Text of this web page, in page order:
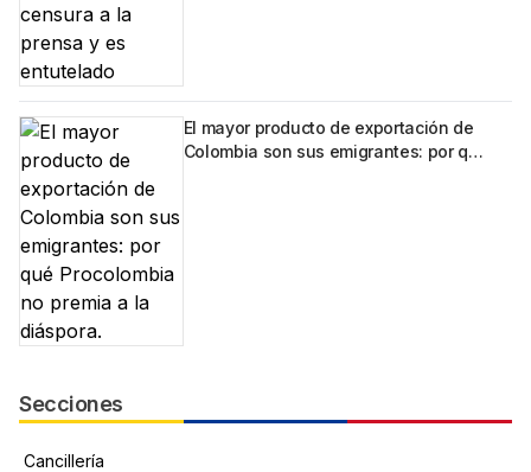
El mayor producto de exportación de
Colombia son sus emigrantes: por q…
Secciones
Cancillería